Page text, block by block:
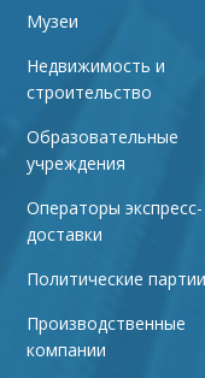
Музеи
Недвижимость и
строительство
Образовательные
учреждения
Операторы экспресс-
доставки
Политические партии
Производственные
компании